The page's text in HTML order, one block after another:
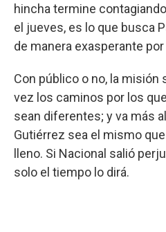
hincha termine
el jueves, es lo que busca
de manera exasperante
Con público o no, la misión
vez los caminos por los
sean diferentes; y va más
Gutiérrez sea el mismo
lleno. Si Nacional salió
solo el tiempo lo dirá.